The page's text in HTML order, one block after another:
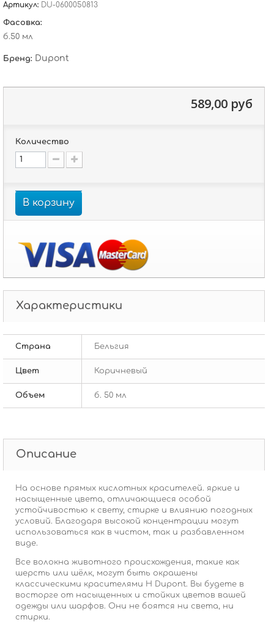
Артикул: DU-0600050813
Фасовка:
б.50 мл
Бренд: Dupont
589,00 руб
Количество
В корзину
Характеристики
Страна Бельгия
Цвет Коричневый
Объем б. 50 мл
Описание
На основе прямых кислотных красителей. яркие и
насыщенные цвета, отличающиеся особой
устойчивостью к свету, стирке и влиянию погодных
условий. Благодаря высокой концентрации могут
использоваться как в чистом, так и разбавленном
виде.
Все волокна животного происхождения, такие как
шерсть или шёлк, могут быть окрашены
классическими красителями H Dupont. Вы будете в
восторге от насыщенных и стойких цветов вашей
одежды или шарфов. Они не боятся ни света, ни
стирки.